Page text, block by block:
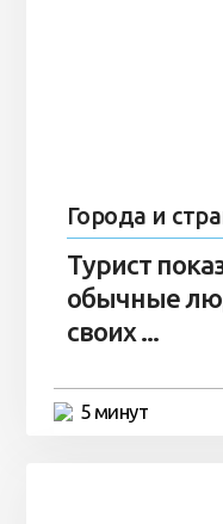
Города и
Турист
обычные
своих ...
5 минут